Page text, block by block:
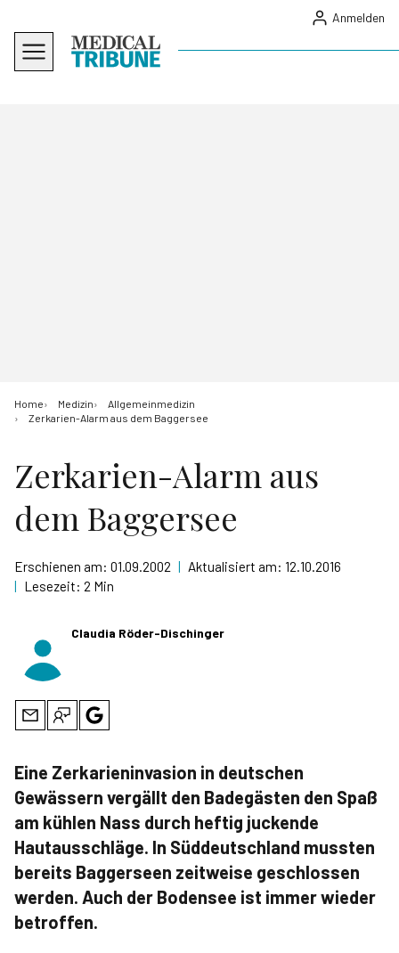
Anmelden
Home Medizin
Allgemeinmedizin
Zerkarien-Alarm aus dem Baggersee
Zerkarien-Alarm aus
dem Baggersee
Erschienen am: 01.09.2002 | Aktualisiert am: 12.10.2016
| Lesezeit: 2 Min
Claudia Röder-Dischinger
Eine Zerkarieninvasion in deutschen
Gewässern vergällt den Badegästen den Spaß
am kühlen Nass durch heftig juckende
Hautausschläge. In Süddeutschland mussten
bereits Baggerseen zeitweise geschlossen
werden. Auch der Bodensee ist immer wieder
betroffen.